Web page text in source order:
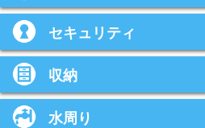
セキュリティ
収納
水周り